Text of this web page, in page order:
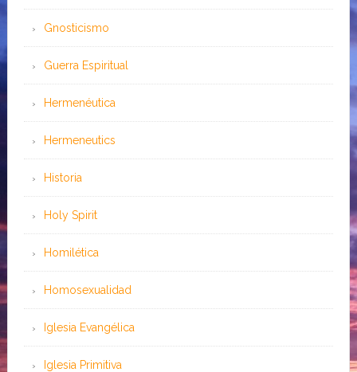
Gnosticismo
Guerra Espiritual
Hermenéutica
Hermeneutics
Historia
Holy Spirit
Homilética
Homosexualidad
Iglesia Evangélica
Iglesia Primitiva